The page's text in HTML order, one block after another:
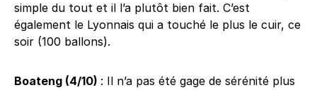
simple du tout et il l’a plutôt bien fait. C’est
également le Lyonnais qui a touché le plus le cuir, ce
soir (100 ballons).
Boateng (4/10) : Il n’a pas été gage de sérénité plus